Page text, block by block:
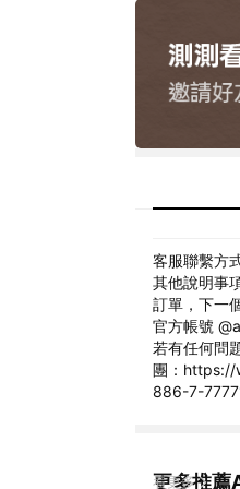
客服聯繫方
其他說明事
訂單，下一
官方帳號
若有任何問
團：https://
886-7-
更多推薦
看更多